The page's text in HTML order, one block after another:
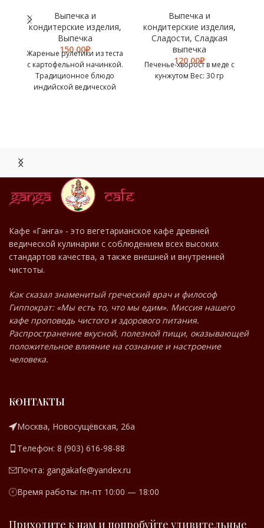
Выпечка и
кондитерские изделия,
Выпечка
₽
Жареные рулетики из теста
с картофельной начинкой.
Традиционное блюдо
индийской ведической
Выпечка и
кондитерские изделия,
Сладости, Сладкая
выпечка
₽
Печенье-хворост в меде с
кунжутом Вес: 30 гр
БИЗНЕС
ЛАНЧ
Кафе «Ганга» - это вегетарианское кафе древней
ведической кулинарии с соблюдением всех высоких
стандартов качества, а также внешней и внутренней
чистоты.
Как сказал знаменитый греческий врач и философ
Гиппократ: «Мы есть то, что мы едим». Миссия нашего
кафе проповедь чистого и здорового питания.
Распространение вкусной, полезной пищи, оказывающей
положительное влияние на сознание и настроение
человека.
КОНТАКТЫ
Москва, Новосущёвская, 26а
Телефон: 8 (903) 616-98-88
Почта: gangakafe@yandex.ru
Время работы: пн-пт 10:00 — 18:00
Приходите к нам и попробуйте удивительные